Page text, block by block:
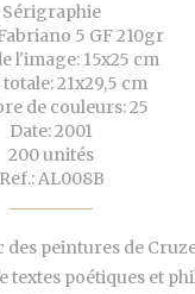
Sérigraphie
5 GF 210gr
l'image: 15x25 cm
21x29,5 cm
de couleurs: 25
Date: 2001
200 unités
Ref.: AL008B
peintures de
textes poétiques et